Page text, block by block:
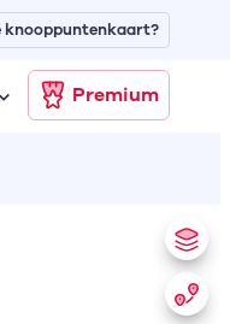
Premium
knooppuntenkaart?